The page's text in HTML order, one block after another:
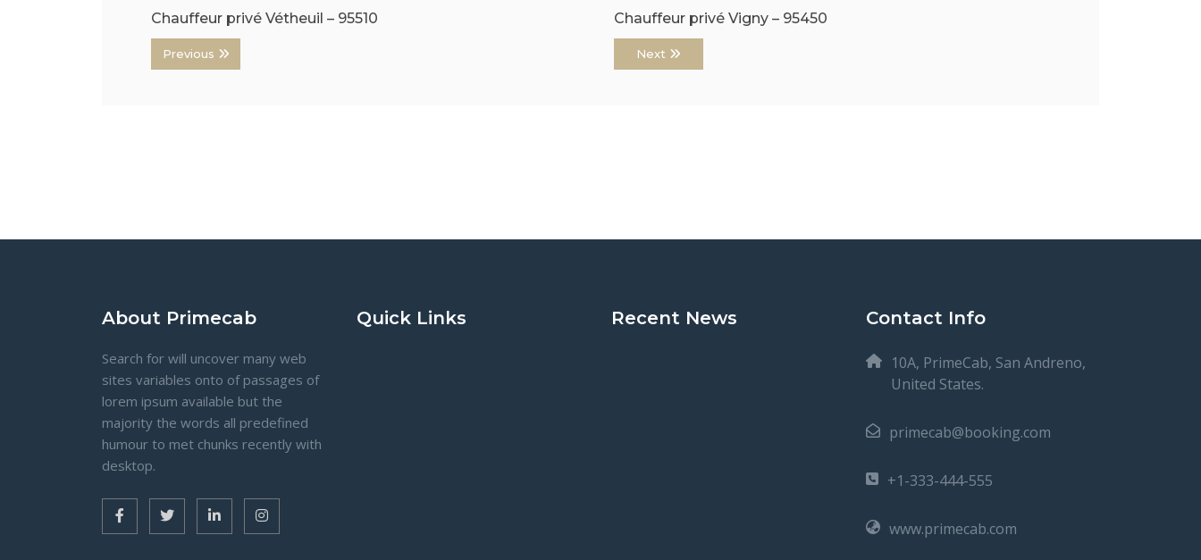
Chauffeur privé Vétheuil – 95510
Previous
Chauffeur privé Vigny – 95450
Next
About Primecab
Search for will uncover many web
sites variables onto of passages of
lorem ipsum available but the
majority the words all predefined
humour to met chunks recently with
desktop.
Quick Links Recent News Contact Info
10A, PrimeCab, San Andreno,
United States.
primecab@booking.com
+1-333-444-555
www.primecab.com